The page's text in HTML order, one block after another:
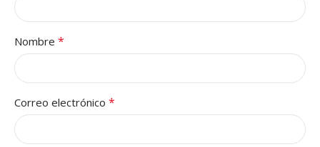
Nombre *
Correo electrónico *